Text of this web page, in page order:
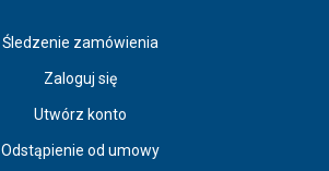
Śledzenie zamówienia
Zaloguj się
Utwórz konto
Odstąpienie od umowy